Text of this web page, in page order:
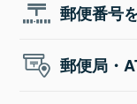
郵便番号
郵便局・